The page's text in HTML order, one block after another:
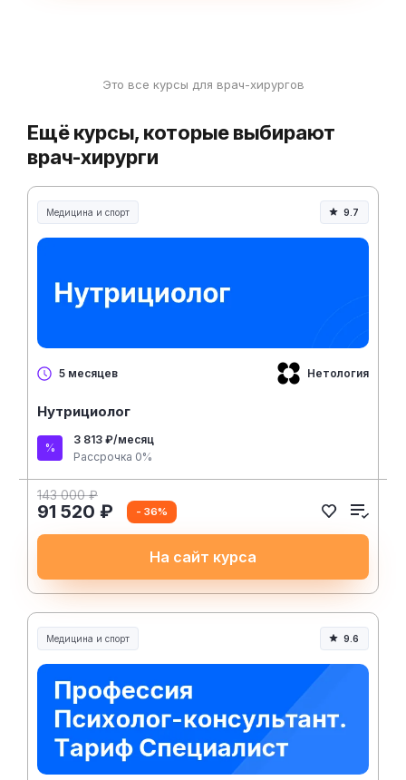
Это все курсы для врач-хирургов
Ещё курсы, которые выбирают
врач-хирурги
Медицина и спорт
Медицина, спорт и здоровье
9.7
5 месяцев Нетология
Нутрициолог
3 813 ₽/месяц
Рассрочка 0%
143 000 ₽
91 520 ₽ - 36%
На сайт курса
Медицина и спорт
Медицина, спорт и здоровье
9.6